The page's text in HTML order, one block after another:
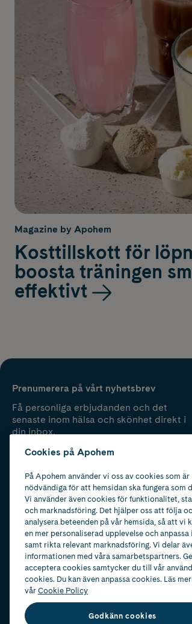
Magazine by Apohem
Kosttillskott för
boosta träningen
effektivt
Prenumerera på vårt nyhetsbrev
Få personliga erbjudanden och det
senaste inom hälsa och skönhet direkt i
din inbox.
Cookies på Apohem
På Apohem använder vi oss av cookies som är
nödvändiga för att hemsidan ska fungera som
Vi använder även cookies för funktionalitet,
och marknadsföring. Det hjälper oss att följa
analysera beteenden på vår hemsida, så att vi
en mer personaliserad upplevelse och anpassa
samt rikta relevant marknadsföring. Vi delar
informationen med våra samarbetspartners.
acceptera cookies samtycker du till vår
cookies. Du kan även anpassa cookies. Läs
vårCookie Policy
Godkänn cookies